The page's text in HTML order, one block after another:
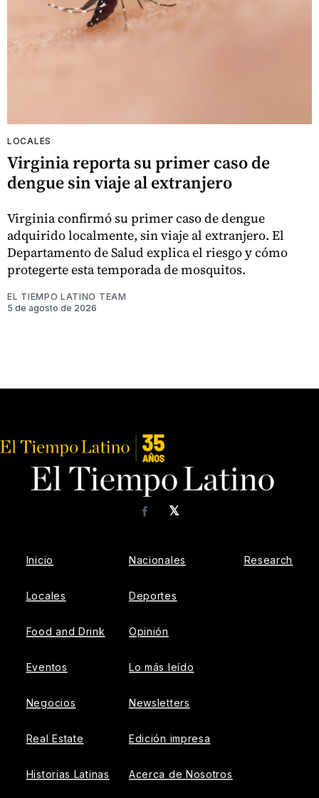
LOCALES
Virginia reporta su primer caso de
dengue sin viaje al extranjero
Virginia confirmó su primer caso de dengue
adquirido localmente, sin viaje al extranjero. El
Departamento de Salud explica el riesgo y cómo
protegerte esta temporada de mosquitos.
EL TIEMPO LATINO TEAM
5 de agosto de 2026
𝕏
Facebook
Inicio
Locales
Food and Drink
Eventos
Negocios
Real Estate
Historias Latinas
Nacionales
Deportes
Opinión
Lo más leído
Newsletters
Edición impresa
Acerca de Nosotros
Research